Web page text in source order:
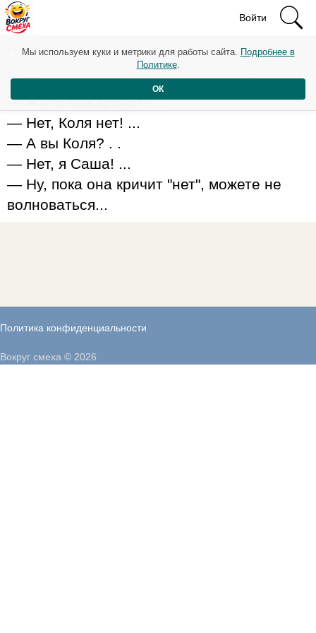
Войти
Рейтинг: 20
— Доктор, моя жена кричит во сне! ...
— А что она кричит? ...
— Нет, Коля нет! ...
— А вы Коля? . .
— Нет, я Саша! ...
— Ну, пока она кричит "нет", можете не
волноваться...
Политика конфиденциальности
Мы используем куки и метрики для работы сайта. Подробнее в
Политике.
ОК
Вокруг смеха © 2026